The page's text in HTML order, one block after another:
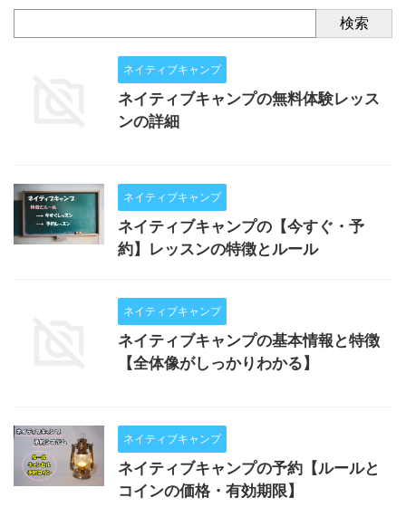
検索
ネイティブキャンプ
ネイティブキャンプの無料体験レッス
ンの詳細
ネイティブキャンプ
ネイティブキャンプの【今すぐ・予
約】レッスンの特徴とルール
ネイティブキャンプ
ネイティブキャンプの基本情報と特徴
【全体像がしっかりわかる】
ネイティブキャンプ
ネイティブキャンプの予約【ルールと
コインの価格・有効期限】